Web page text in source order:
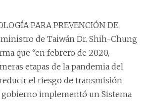
PARA PREVENCIÓN DE
ministro de Taiwán Dr. Shih-Chung
que “en febrero de 2020,
etapas de la pandemia del
el riesgo de transmisión
implementó un Sistema